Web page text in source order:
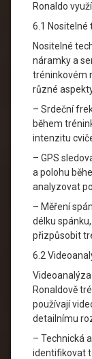
Ronaldo
6.1 Nositelné
Nositelné
náramky a
tréninkovém
různé
– Srdeční
během
intenzitu
– GPS
a polohu
analyzovat
– Měření
délku
přizpůsobit
6.2
Ronaldově
používají
detailnímu
– Technická
identifikovat